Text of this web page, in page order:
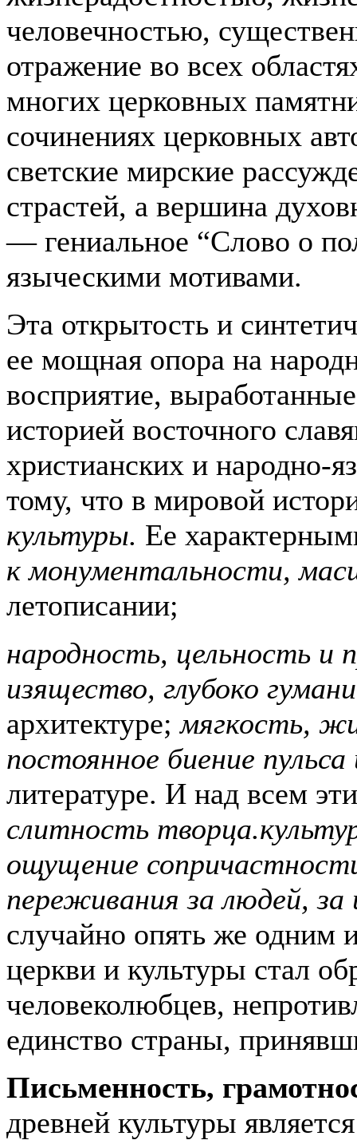
человечностью,
отражение во всех
многих церковных
сочинениях церковных
светские мирские
страстей, а вершина
—гениальное “Слово о
языческими мотивами.
Эта открытость и
ее мощная опора на
восприятие,
историей восточного
христианских и народно-
тому, что в мировой
культуры. Ее
к монументальности,
летописании;
народность, цельность и
изящество, глубоко
архитектуре;мягкость,
постоянное биение
литературе. И над всем
слитность
ощущение
переживания за людей, за
случайно опять же одним
церкви и культуры стал
человеколюбцев,
единство страны,
Письменность,
древней культуры